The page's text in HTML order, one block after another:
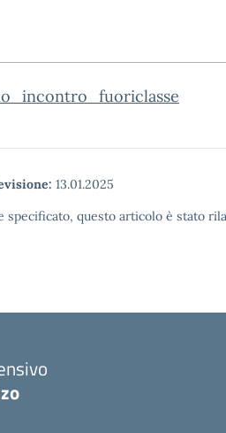
13.01.2025
specificato, questo articolo è stato